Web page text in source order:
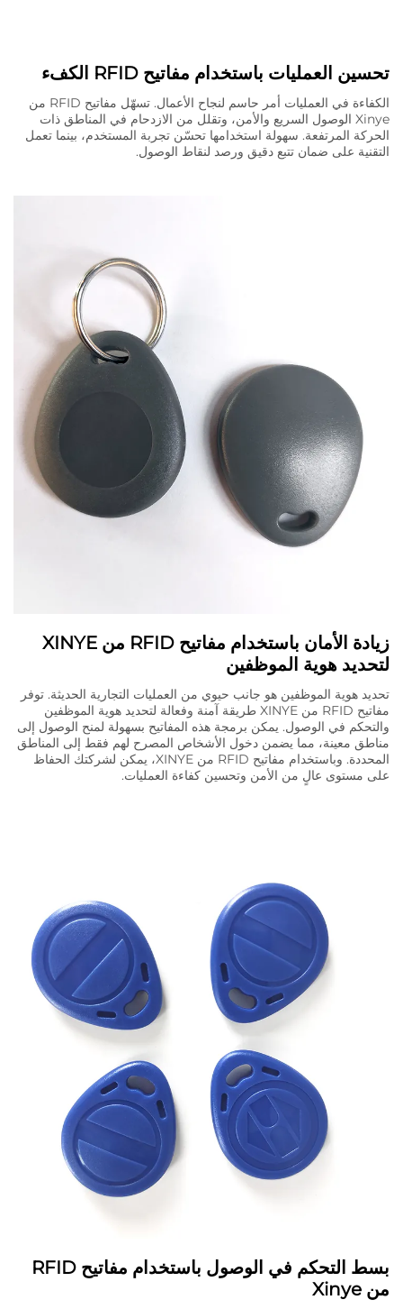
تحسين العمليات باستخدام مفاتيح RFID الكفء
الكفاءة في العمليات أمر حاسم لنجاح الأعمال. تسهّل مفاتيح RFID من
Xinye الوصول السريع والأمن، وتقلل من الازدحام في المناطق ذات
الحركة المرتفعة. سهولة استخدامها تحسّن تجربة المستخدم، بينما تعمل
التقنية على ضمان تتبع دقيق ورصد لنقاط الوصول.
زيادة الأمان باستخدام مفاتيح RFID من XINYE
لتحديد هوية الموظفين
تحديد هوية الموظفين هو جانب حيوي من العمليات التجارية الحديثة. توفر
مفاتيح RFID من XINYE طريقة آمنة وفعالة لتحديد هوية الموظفين
والتحكم في الوصول. يمكن برمجة هذه المفاتيح بسهولة لمنح الوصول إلى
مناطق معينة، مما يضمن دخول الأشخاص المصرح لهم فقط إلى المناطق
المحددة. وباستخدام مفاتيح RFID من XINYE، يمكن لشركتك الحفاظ
على مستوى عالٍ من الأمن وتحسين كفاءة العمليات.
بسط التحكم في الوصول باستخدام مفاتيح RFID
من Xinye